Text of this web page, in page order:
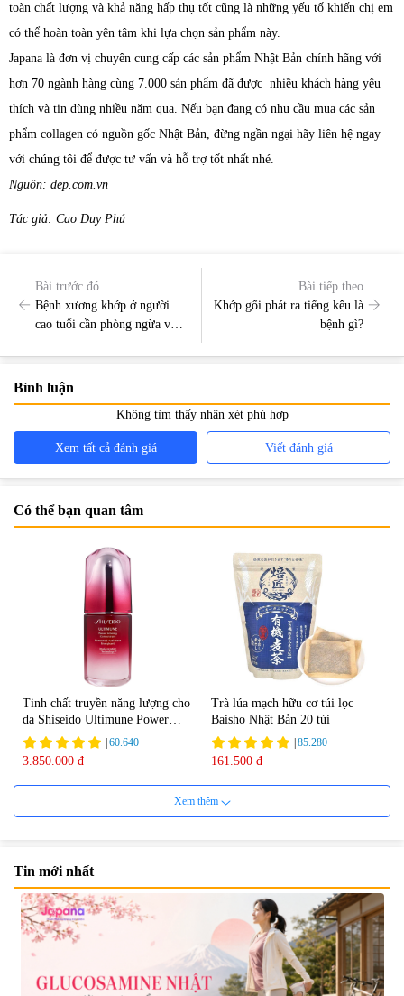
toàn chất lượng và khả năng hấp thụ tốt cũng là những yếu tố khiến chị em
có thể hoàn toàn yên tâm khi lựa chọn sản phẩm này.
Japana là đơn vị chuyên cung cấp các sản phẩm Nhật Bản chính hãng với
hơn 70 ngành hàng cùng 7.000 sản phẩm đã được nhiều khách hàng yêu
thích và tin dùng nhiều năm qua. Nếu bạn đang có nhu cầu mua các sản
phẩm collagen có nguồn gốc Nhật Bản, đừng ngần ngại hãy liên hệ ngay
với chúng tôi để được tư vấn và hỗ trợ tốt nhất nhé.
Nguồn: dep.com.vn
Tác giả: Cao Duy Phú
Bài trước đó
Bệnh xương khớp ở người
cao tuổi cần phòng ngừa và
Bài tiếp theo
Khớp gối phát ra tiếng kêu là
bệnh gì?
Bình luận
Không tìm thấy nhận xét phù hợp
Xem tất cả đánh giá Viết đánh giá
Có thể bạn quan tâm
Tinh chất truyền năng lượng cho
da Shiseido Ultimune Power
75ml
60.640
3.850.000 đ
Trà lúa mạch hữu cơ túi lọc
Baisho Nhật Bản 20 túi
85.280
161.500 đ
Viên uống bổ não Ribeto Shoji
|57.920
Viên nang uống cải thiện thị lực,
trí nhớ DHA + EPA + Flaxseed
Oil 30 viên/gói - Date 02/2027
|52.346
Xem thêm
Tin mới nhất